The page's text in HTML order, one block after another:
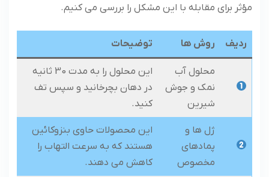
مؤثر برای مقابله با این مشکل را بررسی می کنیم.
ردیف روش ها توضیحات
محلول آب
نمک و جوش
شیرین
این محلول را به مدت 30 ثانیه
در دهان بچرخانید و سپس تف
کنید.
ژل ها و
پمادهای
مخصوص
این محصولات حاوی بنزوکائین
هستند که به سرعت التهاب را
کاهش می دهند.